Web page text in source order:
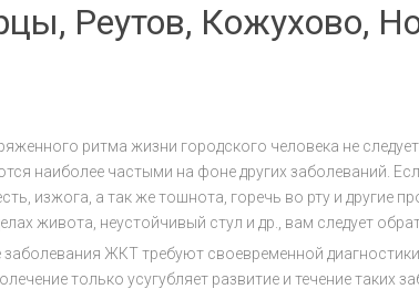
Реутов, Кожухово,
ритма жизни городского человека не
наиболее частыми на фоне других заболеваний.
изжога, а так же тошнота, горечь во рту и другие
живота, неустойчивый стул и др., вам следует
заболевания ЖКТ требуют своевременной
только усугубляет развитие и течение таких